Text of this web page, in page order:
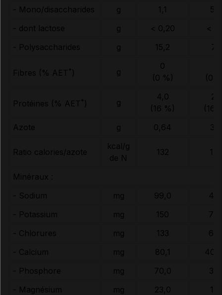
- Mono/disaccharides
g 1,1
5,5
- dont lactose
g < 0,20
<
- Polysaccharides
g 15,2 76
Fibres (% AET * ) g
0
(0 %)
(0
Protéines (% AET * ) g
4,0
(16 %)
20
(16
Azote
g 0,64 3,2
Ratio calories/azote
kcal/g
de N
132 132
Minéraux :
- Sodium
mg 99,0
- Potassium
mg 150
- Chlorures
mg 133
- Calcium
mg 80,1
- Phosphore
mg 70,0
- Magnésium
mg 23,0
115